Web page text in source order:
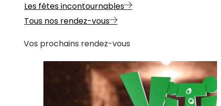
Les fêtes incontournables
Tous nos rendez-vous
Vos prochains rendez-vous